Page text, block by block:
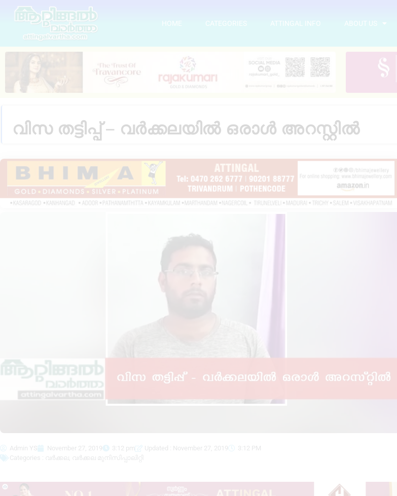
HOME CATEGORIES ATTINGAL INFO ABOUT US
വിസ തട്ടിപ്പ് – വർക്കലയിൽ ഒരാൾ അറസ്റ്റിൽ
Admin YS November 27, 2019 3:12 pm Updated : November 27, 2019
3:12 PM
Categories :
വർക്കല, വർക്കല മുനിസിപ്പാലിറ്റി